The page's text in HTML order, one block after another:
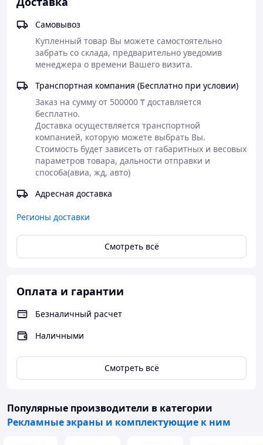
Высота, мм
682,3
Глубина, мм
70,0
Портретный режим
Да
Встроенный плеер
Нет
Wi-Fi
Нет
Входы
DVI, 2 HDMI, DisplayPort,
USB, Audio In, RS232С,
RJ45
Выходы
OPS slot
Динамики
Нет
Да
Вес, кг
Самовывоз
Купленный товар Вы можете самостоятельно
забрать со склада, предварительно уведомив
менеджера о времени Вашего визита.
Транспортная компания (Бесплатно при условии)
Заказ на сумму от 500000 ₸ доставляется
бесплатно.
Доставка осуществляется транспортной
компанией, которую можете выбрать Вы.
Стоимость будет зависеть от габаритных и весовых
параметров товара, дальности отправки и
способа(авиа, жд, авто)
Адресная доставка
Регионы доставки
Смотреть всё
Оплата и гарантии
Безналичный расчет
Наличными
Смотреть всё
Популярные производители в категории
Рекламные экраны и комплектующие к ним